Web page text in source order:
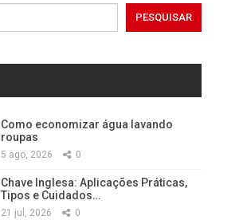
PESQUISAR
Como economizar água lavando
roupas
5 ago, 2026 0
Chave Inglesa: Aplicações Práticas,
Tipos e Cuidados…
21 jul, 2026 0